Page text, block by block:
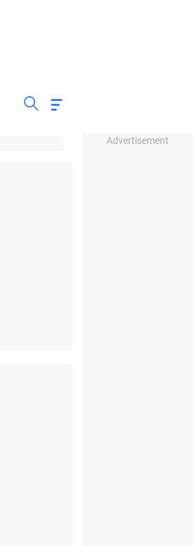
Advertisement